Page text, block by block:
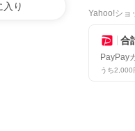
入り
Yahoo!ショ
合
PayPay
うち2,000